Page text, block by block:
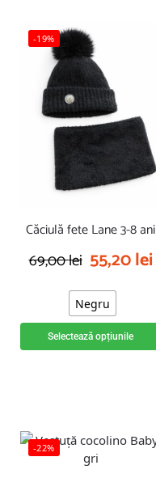
-19%
Căciulă fete Lane 3-8 ani
69,00lei 55,20lei
Negru
Selectează opțiunile
-22%